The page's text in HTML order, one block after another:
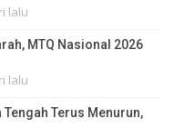
lalu
MTQ Nasional 2026
lalu
Terus Menurun,